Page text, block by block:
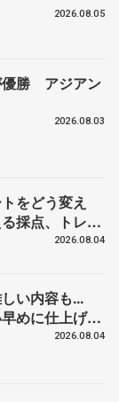
2026.08.05
優勝 アジアン
2026.08.03
をどう変え
採点、トレー
2026.08.04
い内容も...
めに仕上げら
オープントロ
2026.08.04